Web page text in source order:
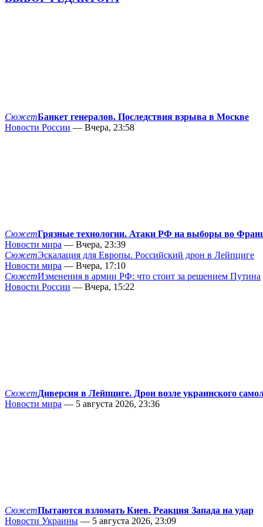
СюжетБанкет генералов. Последствия взрыва в Москве
Новости России — Вчера, 23:58
СюжетГрязные технологии. Атаки РФ на выборы во
Новости мира — Вчера, 23:39
СюжетЭскалация для Европы. Российский дрон в Лейпциге
Новости мира — Вчера, 17:10
СюжетИзменения в армии РФ: что стоит за решением Путина
Новости России — Вчера, 15:22
СюжетДиверсия в Лейпциге. Дрон возле украинского
Новости мира — 5 августа 2026, 23:36
СюжетПытаются взломать Киев. Реакция Запада на удар
Новости Украины — 5 августа 2026, 23:09